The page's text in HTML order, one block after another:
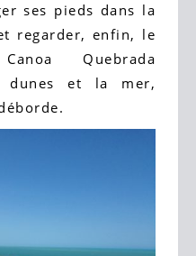
ses pieds dans la
regarder, enfin, le
Quebrada
dunes et la mer,